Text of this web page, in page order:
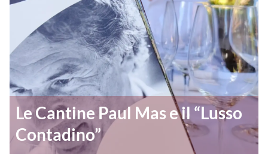
Le Cantine Paul Mas e il “Lusso
Contadino”